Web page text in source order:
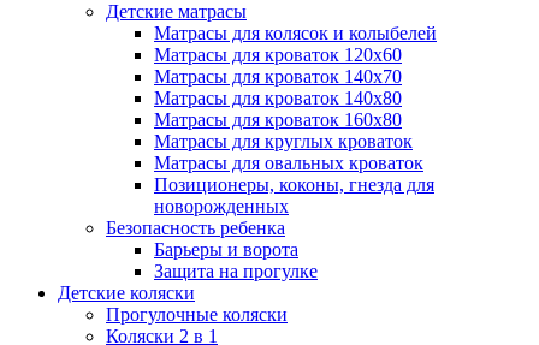
Детские матрасы
Матрасы для колясок и колыбелей
Матрасы для кроваток 120х60
Матрасы для кроваток 140х70
Матрасы для кроваток 140х80
Матрасы для кроваток 160х80
Матрасы для круглых кроваток
Матрасы для овальных кроваток
Позиционеры, коконы, гнезда для
новорожденных
Безопасность ребенка
Барьеры и ворота
Защита на прогулке
Детские коляски
Прогулочные коляски
Коляски 2 в 1